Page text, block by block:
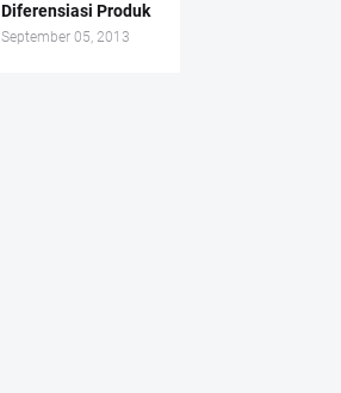
Diferensiasi Produk
September 05, 2013